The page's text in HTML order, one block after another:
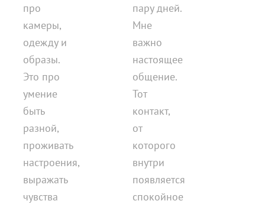
про
камеры,
одежду и
образы.
Это про
умение
быть
разной,
проживать
настроения,
выражать
чувства
пару дней.
Мне
важно
настоящее
общение.
Тот
контакт,
от
которого
внутри
появляется
спокойное